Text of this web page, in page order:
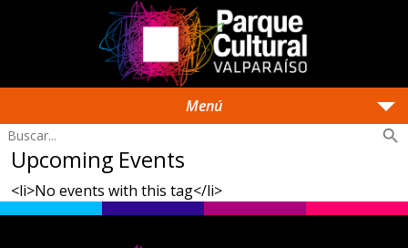
Menú arrow_drop_down
search
Upcoming Events
<li>No events with this tag</li>